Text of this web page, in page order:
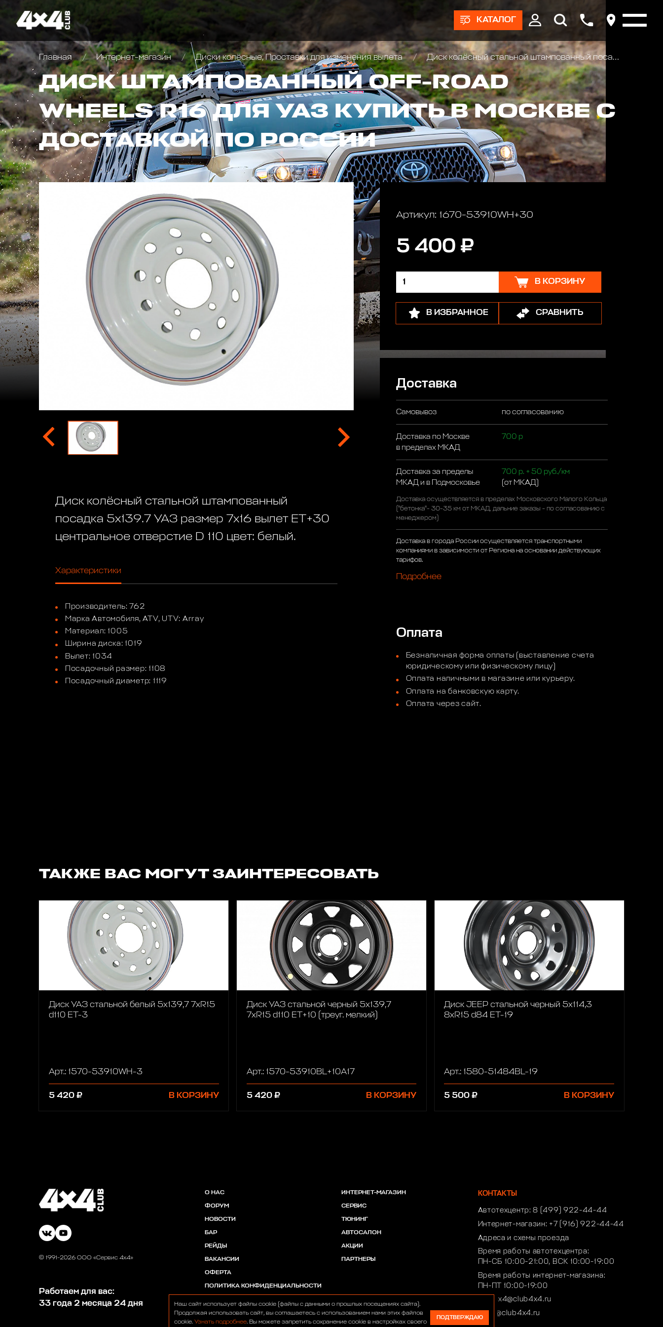
КАТАЛОГ
Главная Интернет-магазин Диски колёсные, Проставки для изменения вылета Диск колёсный стальной штампованный посадка 5x139.7 УАЗ размер 7х16 вылет ET+30 центральное отверсти
ДИСК ШТАМПОВАННЫЙ OFF-ROAD
WHEELS R16 ДЛЯ УАЗ КУПИТЬ В МОСКВЕ С
ДОСТАВКОЙ ПО РОССИИ
Диск колёсный стальной штампованный
посадка 5x139.7 УАЗ размер 7х16 вылет ET+30
центральное отверстие D 110 цвет: белый.
Характеристики
Производитель: 762
Марка Автомобиля, ATV, UTV: Array
Материал: 1005
Ширина диска: 1019
Вылет: 1034
Посадочный размер: 1108
Посадочный диаметр: 1119
Артикул: 1670-53910WH+30
5 400 ₽
В КОРЗИНУ
В ИЗБРАННОЕ СРАВНИТЬ
Доставка
Самовывоз по согласованию
Доставка по Москве
в пределах МКАД
700 р
Доставка за пределы
МКАД и в Подмосковье
700 р. + 50 руб./км
(от МКАД)
Доставка осуществляется в пределах Московского Малого Кольца
("бетонка"- 30-35 км от МКАД, дальние заказы - по согласованию с
менеджером)
Доставка в города России осуществляется транспортными
компаниями в зависимости от Региона на основании действующих
тарифов.
Подробнее
Оплата
Безналичная форма оплаты (выставление счета
юридическому или физическому лицу)
Оплата наличными в магазине или курьеру.
Оплата на банковскую карту.
Оплата через сайт.
ТАКЖЕ ВАС МОГУТ ЗАИНТЕРЕСОВАТЬ
Диск УАЗ стальной белый 5x139,7 7xR15
d110 ET-3
Арт.: 1570-53910WH-3
5 420 ₽ В КОРЗИНУ
Диск УАЗ стальной черный 5x139,7
7xR15 d110 ET+10 (треуг. мелкий)
Арт.: 1570-53910BL+10A17
5 420 ₽ В КОРЗИНУ
Диск JEEP стальной черный 5х114,3
8xR15 d84 ET-19
Арт.: 1580-51484BL-19
5 500 ₽ В КОРЗИНУ
© 1991-2026 ООО «Сервис 4х4»
Работаем для вас:
33 года 2 месяца 24 дня
О НАС
ФОРУМ
НОВОСТИ
БАР
РЕЙДЫ
ВАКАНСИИ
ОФЕРТА
ПОЛИТИКА КОНФИДЕНЦИАЛЬНОСТИ
ИНТЕРНЕТ-МАГАЗИН
СЕРВИС
ТЮНИНГ
АВТОСАЛОН
АКЦИИ
ПАРТНЕРЫ
КОНТАКТЫ
Автотехцентр:8 (499) 922-44-44
Интернет-магазин: +7 (916) 922-44-44
Адреса и схемы проезда
Время работы автотехцентра:
ПН-СБ 10:00-21:00, ВСК 10:00-19:00
Время работы интернет-магазина:
ПН-ПТ 10:00-19:00
club4x4@club4x4.ru
shop@club4x4.ru
Наш сайт использует файлы cookie (файлы с данными о прошлых посещениях сайта).
Продолжая использовать сайт, вы соглашаетесь с использованием нами этих файлов
cookie. Узнать подробнее. Вы можете запретить сохранение cookie в настройках своего
ПОДТВЕРЖДАЮ